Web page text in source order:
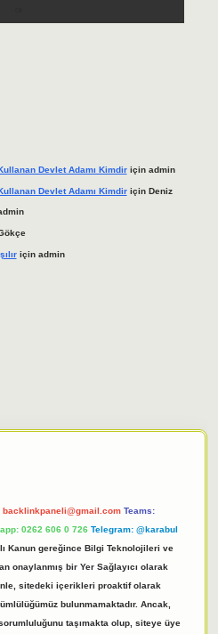
Devlet Adamı Kimdiriçin admin
Devlet Adamı Kimdiriçin Deniz
için admin
backlinkpaneli@gmail.com Teams:
0262 606 0 726 Telegram: @karabul
Kanun gereğince Bilgi Teknolojileri ve
onaylanmış bir Yer Sağlayıcı olarak
sitedeki içerikleri proaktif olarak
bulunmamaktadır. Ancak,
taşımakta olup, siteye üye